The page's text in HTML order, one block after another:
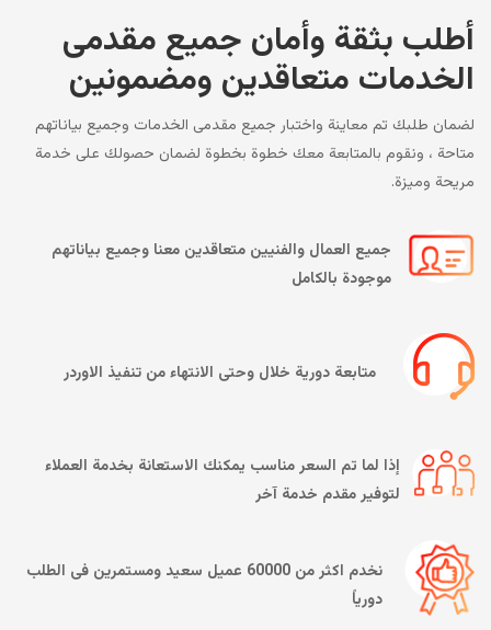
أطلب بثقة وأمان جميع مقدمى
الخدمات متعاقدين ومضمونين
لضمان طلبك تم معاينة واختبار جميع مقدمى الخدمات وجميع بياناتهم
متاحة ، ونقوم بالمتابعة معك خطوة بخطوة لضمان حصولك على خدمة
مريحة وميزة.
جميع العمال والفنيين متعاقدين معنا وجميع بياناتهم
موجودة بالكامل
متابعة دورية خلال وحتى الانتهاء من تنفيذ الاوردر
إذا لما تم السعر مناسب يمكنك الاستعانة بخدمة العملاء
لتوفير مقدم خدمة آخر
نخدم اكثر من 60000 عميل سعيد ومستمرين فى الطلب
دورياً